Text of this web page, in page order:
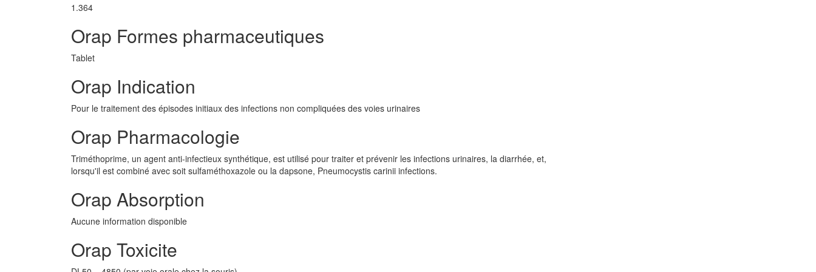
1.364
Orap Formes pharmaceutiques
Tablet
Orap Indication
Pour le traitement des épisodes initiaux des infections non compliquées des voies urinaires
Orap Pharmacologie
Triméthoprime, un agent anti-infectieux synthétique, est utilisé pour traiter et prévenir les infections urinaires, la diarrhée, et,
lorsqu'il est combiné avec soit sulfaméthoxazole ou la dapsone, Pneumocystis carinii infections.
Orap Absorption
Aucune information disponible
Orap Toxicite